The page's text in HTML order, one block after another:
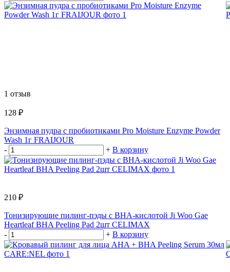
1 отзыв
128 ₽
Энзимная пудра с пробиотиками Pro Moisture Enzyme Powder
Wash 1г FRAIJOUR
-
+ В корзину
210 ₽
Тонизирующие пилинг-пэды с BHA-кислотой Ji Woo Gae
Heartleaf BHA Peeling Pad 2шт CELIMAX
-
+ В корзину